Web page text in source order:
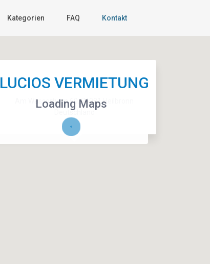
Kategorien FAQ Kontakt
LUCIOS VERMIETUNG
Am Wasserturm 60, 74081 Heilbronn
Deutschland
Loading Maps